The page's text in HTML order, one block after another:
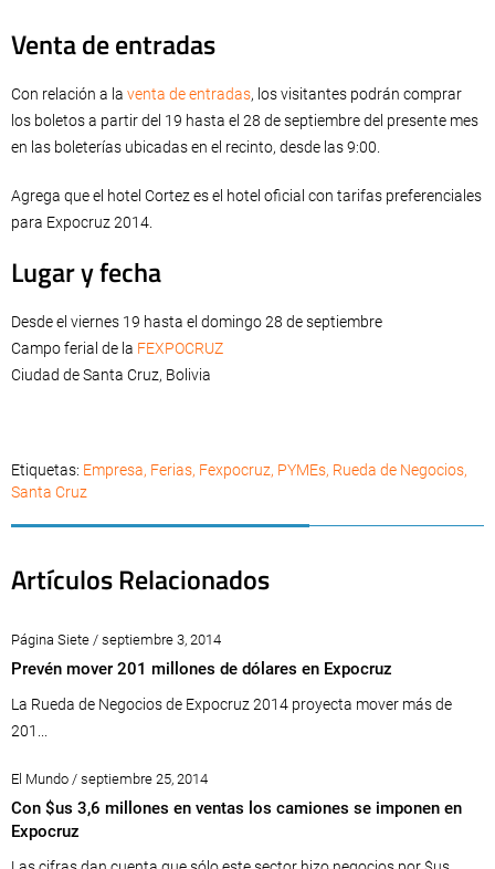
Venta de entradas
Con relación a la venta de entradas, los visitantes podrán comprar
los boletos a partir del 19 hasta el 28 de septiembre del presente mes
en las boleterías ubicadas en el recinto, desde las 9:00.
Agrega que el hotel Cortez es el hotel oficial con tarifas preferenciales
para Expocruz 2014.
Lugar y fecha
Desde el viernes 19 hasta el domingo 28 de septiembre
Campo ferial de la FEXPOCRUZ
Ciudad de Santa Cruz, Bolivia
Etiquetas: Empresa, Ferias, Fexpocruz, PYMEs, Rueda de Negocios,
Santa Cruz
Artículos Relacionados
Página Siete / septiembre 3, 2014
Prevén mover 201 millones de dólares en Expocruz
La Rueda de Negocios de Expocruz 2014 proyecta mover más de
201...
El Mundo / septiembre 25, 2014
Con $us 3,6 millones en ventas los camiones se imponen en
Expocruz